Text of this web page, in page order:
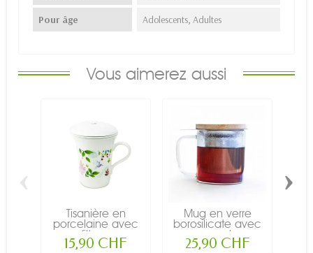
Pour âge Adolescents, Adultes
Vous aimerez aussi
Tisanière en
porcelaine avec
filtre...
15,90 CHF
Mug en verre
borosilicate avec
couvercle...
25,90 CHF
‹ ›